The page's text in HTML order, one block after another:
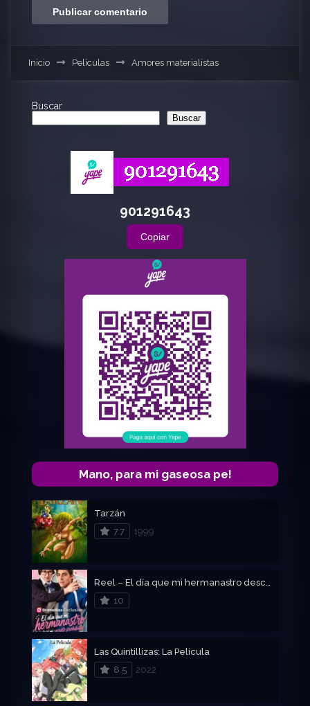
Inicio Películas Amores materialistas
Buscar
Buscar
901291643
Copiar
Mano, para mi gaseosa pe!
Tarzán
7.7
1999
Reel – El día que mi hermanastro descubrió mi secreto prohibido
10
Las Quintillizas: La Película
8.5
2022